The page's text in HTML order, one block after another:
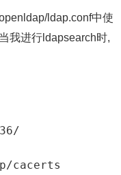
ldap.conf中使
我进行ldapsearch时,
cacerts